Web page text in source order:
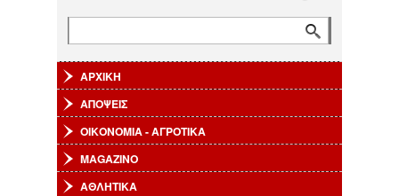
ΑΡΧΙΚΗ
ΑΠΟΨΕΙΣ
ΟΙΚΟΝΟΜΙΑ - ΑΓΡΟΤΙΚΑ
MAGAZINO
ΑΘΛΗΤΙΚΑ